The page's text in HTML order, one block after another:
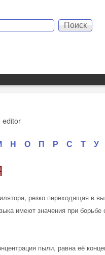
поиска
editor
Н О П Р С Т У
резко переходящая в
имеют значения при
пыли, равна её